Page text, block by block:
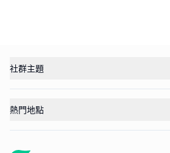
社群主題
熱門地點